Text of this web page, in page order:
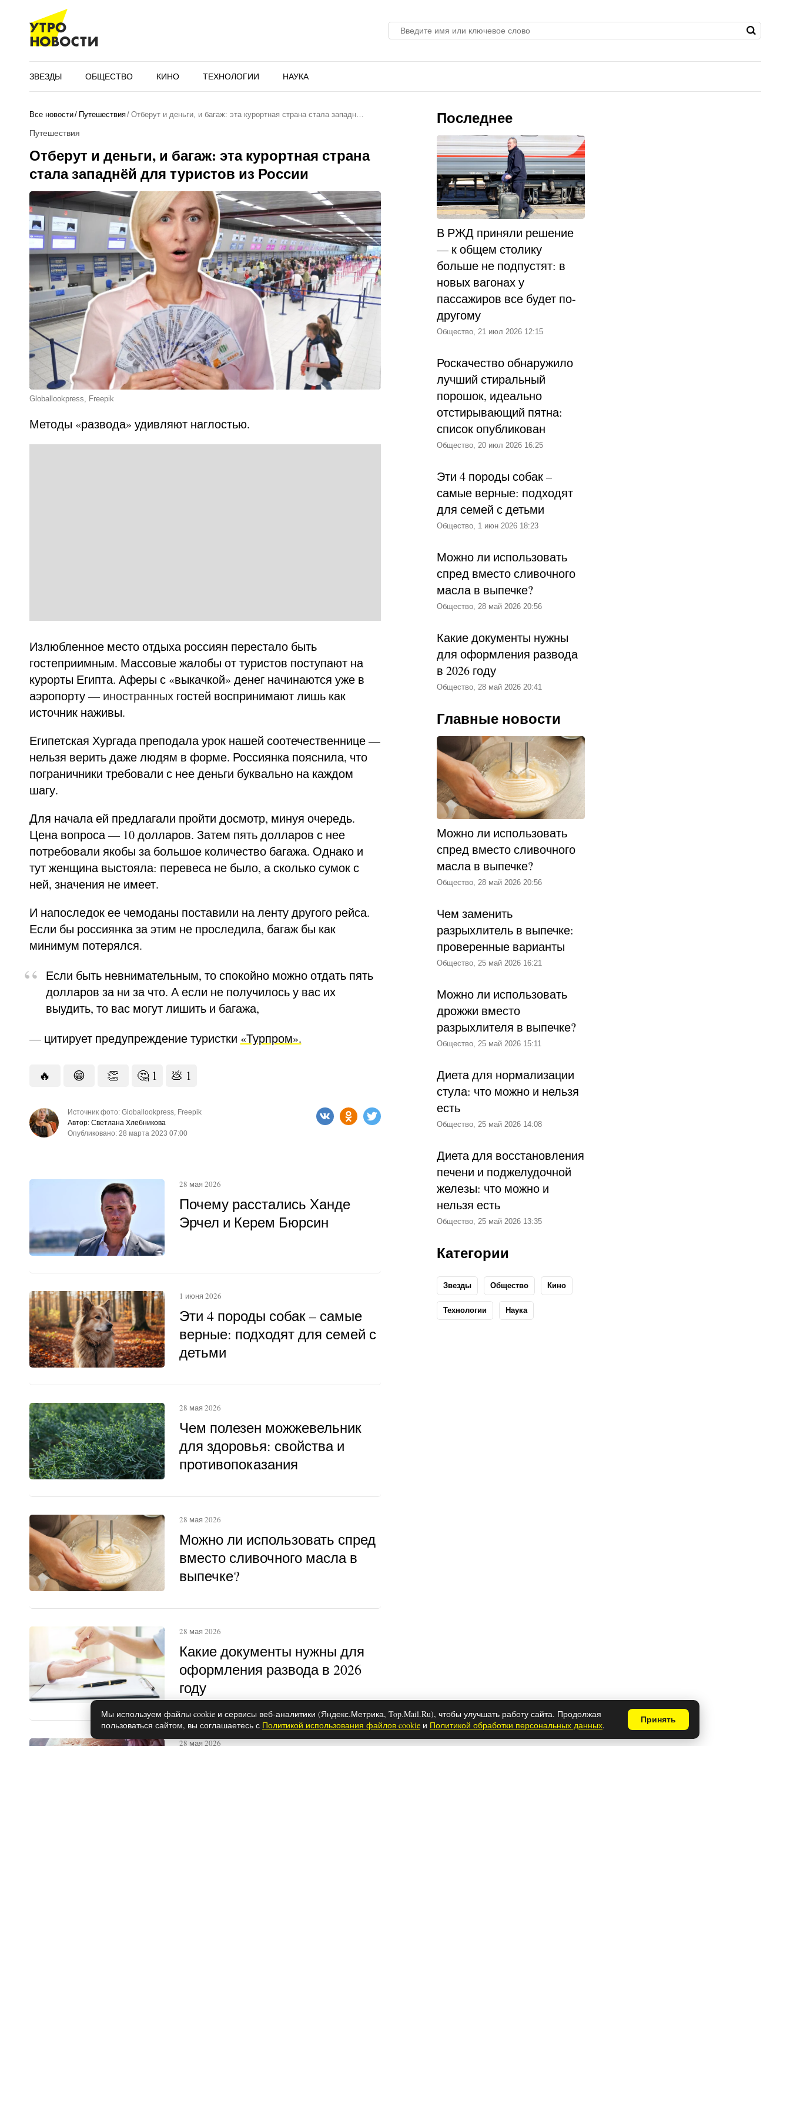
ЗВЕЗДЫ ОБЩЕСТВО КИНО ТЕХНОЛОГИИ НАУКА
Все новости Путешествия Отберут и деньги, и багаж: эта курортная страна стала западн…
Путешествия
Отберут и деньги, и багаж: эта курортная страна
стала западнёй для туристов из России
Globallookpress, Freepik
Методы «развода» удивляют наглостью.
Излюбленное место отдыха россиян перестало быть
гостеприимным. Массовые жалобы от туристов поступают на
курорты Египта. Аферы с «выкачкой» денег начинаются уже в
аэропорту— иностранных гостей воспринимают лишь как
источник наживы.
Египетская Хургада преподала урок нашей соотечественнице—
нельзя верить даже людям в форме. Россиянка пояснила, что
пограничники требовали с нее деньги буквально на каждом
шагу.
Для начала ей предлагали пройти досмотр, минуя очередь.
Цена вопроса—10 долларов. Затем пять долларов с нее
потребовали якобы за большое количество багажа. Однако и
тут женщина выстояла: перевеса не было, а сколько сумок с
ней, значения не имеет.
И напоследок ее чемоданы поставили на ленту другого рейса.
Если бы россиянка за этим не проследила, багаж бы как
минимум потерялся.
Если быть невнимательным, то спокойно можно отдать пять
долларов за ни за что. А если не получилось у вас их
выудить, то вас могут лишить и багажа,
—цитирует предупреждение туристки «Турпром».
🔥 😁 👏 🤔 1 💩 1
Источник фото: Globallookpress, Freepik
Автор: Светлана Хлебникова
Опубликовано: 28 марта 2023 07:00
Почему расстались Ханде
Эрчел и Керем Бюрсин
28 мая 2026
Эти 4 породы собак – самые
верные: подходят для семей с
детьми
1 июня 2026
Чем полезен можжевельник
для здоровья: свойства и
противопоказания
28 мая 2026
Можно ли использовать спред
вместо сливочного масла в
выпечке?
28 мая 2026
Какие документы нужны для
оформления развода в 2026
году
28 мая 2026
28 мая 2026
Последнее
В РЖД приняли решение
— к общем столику
больше не подпустят: в
новых вагонах у
пассажиров все будет по-
другому
Общество, 21 июл 2026 12:15
Роскачество обнаружило
лучший стиральный
порошок, идеально
отстирывающий пятна:
список опубликован
Общество, 20 июл 2026 16:25
Эти 4 породы собак –
самые верные: подходят
для семей с детьми
Общество, 1 июн 2026 18:23
Можно ли использовать
спред вместо сливочного
масла в выпечке?
Общество, 28 май 2026 20:56
Какие документы нужны
для оформления развода
в 2026 году
Общество, 28 май 2026 20:41
Главные новости
Можно ли использовать
спред вместо сливочного
масла в выпечке?
Общество, 28 май 2026 20:56
Чем заменить
разрыхлитель в выпечке:
проверенные варианты
Общество, 25 май 2026 16:21
Можно ли использовать
дрожжи вместо
разрыхлителя в выпечке?
Общество, 25 май 2026 15:11
Диета для нормализации
стула: что можно и нельзя
есть
Общество, 25 май 2026 14:08
Диета для восстановления
печени и поджелудочной
железы: что можно и
нельзя есть
Общество, 25 май 2026 13:35
Категории
Звезды Общество Кино
Технологии Наука
Мы используем файлы cookie и сервисы веб-аналитики (Яндекс.Метрика, Top.Mail.Ru), чтобы улучшать работу сайта. Продолжая
пользоваться сайтом, вы соглашаетесь с Политикой использования файлов cookie и Политикой обработки персональных данных. Принять